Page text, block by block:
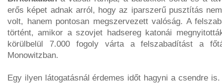
erős képet adnak arról, hogy az iparszerű pusztítás
volt, hanem pontosan megszervezett valóság. A
történt, amikor a szovjet hadsereg katonái
körülbelül 7.000 fogoly várta a felszabadítást a
Monowitzban.
Egy ilyen látogatásnál érdemes időt hagyni a csendre